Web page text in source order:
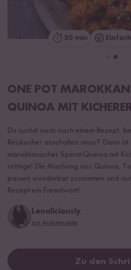
20 min Einfach
ONE POT
QUINOA MIT
Du suchst noch nach einem Rezept,
Reiskocher anschalten muss? Dann
marokkanischer Spinat-Quinoa mit
richtige! Die Mischung aus Quinoa,
passen wunderbar zusammen und
Rezept ein Fremdwort!
Lenaliciously
zur Autorenseite
Zu den